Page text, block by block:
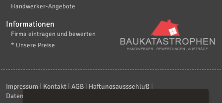
Handwerker-Angebote
Informationen
Firma eintragen und bewerten
* Unsere Preise
Impressum Kontakt AGB Haftungsaussschluß
Datenschutzerklärung